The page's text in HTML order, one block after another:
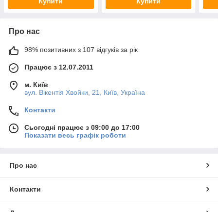
Про нас
98% позитивних з 107 відгуків за рік
Працює з 12.07.2011
м. Київ
вул. Вікентія Хвойки, 21, Київ, Україна
Контакти
Сьогодні працює з 09:00 до 17:00
Показати весь графік роботи
Про нас
Контакти